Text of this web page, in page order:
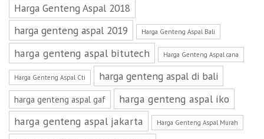
Harga Genteng Aspal 2018
harga genteng aspal 2019
Harga Genteng Aspal Bali
harga genteng aspal bitutech Harga Genteng Aspal cana
Harga Genteng Aspal Cti harga genteng aspal di bali
harga genteng aspal gaf
harga genteng aspal iko
harga genteng aspal jakarta
Harga Genteng Aspal Murah